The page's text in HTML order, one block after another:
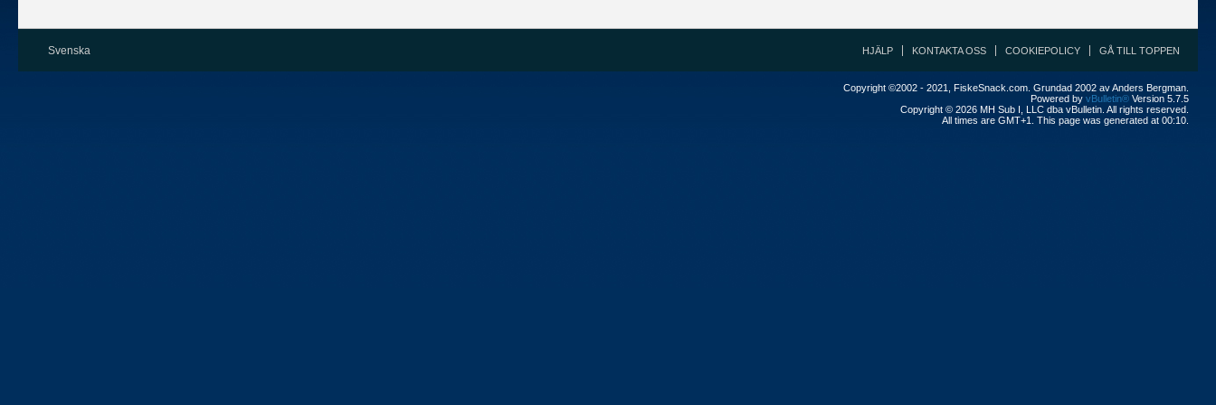
Svenska HJÄLP KONTAKTA OSS COOKIEPOLICY GÅ TILL TOPPEN
Copyright ©2002 - 2021, FiskeSnack.com. Grundad 2002 av Anders Bergman.
Powered by vBulletin® Version 5.7.5
Copyright © 2026 MH Sub I, LLC dba vBulletin. All rights reserved.
All times are GMT+1. This page was generated at 00:10.